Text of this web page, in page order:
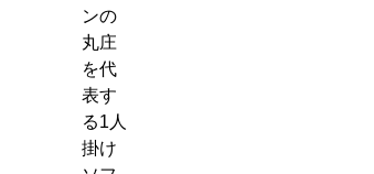
ンの
丸庄
を代
表す
る1人
掛け